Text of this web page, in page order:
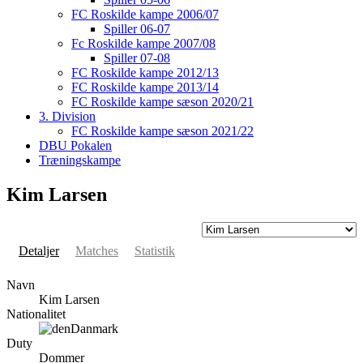
FC Roskilde kampe 2006/07
Spiller 06-07
Fc Roskilde kampe 2007/08
Spiller 07-08
FC Roskilde kampe 2012/13
FC Roskilde kampe 2013/14
FC Roskilde kampe sæson 2020/21
3. Division
FC Roskilde kampe sæson 2021/22
DBU Pokalen
Træningskampe
Kim Larsen
Detaljer Matches Statistik
Navn
Kim Larsen
Nationalitet
Danmark
Duty
Dommer